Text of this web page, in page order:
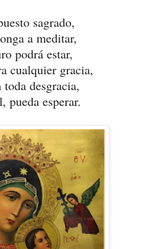
sagrado,
a meditar,
podrá estar,
cualquier gracia,
desgracia,
pueda esperar.